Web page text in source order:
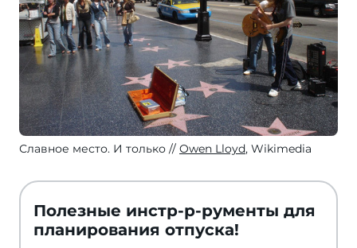
Славное место. И только Owen Lloyd, Wikimedia
Полезные инстр-р-рументы для
планирования отпуска!